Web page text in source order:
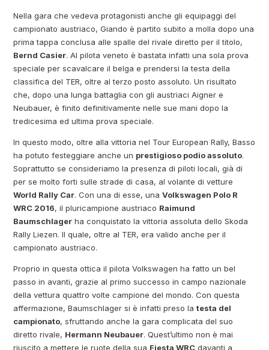
Nella gara che vedeva protagonisti anche gli equipaggi del
campionato austriaco, Giando è partito subito a molla dopo una
prima tappa conclusa alle spalle del rivale diretto per il titolo,
Bernd Casier. Al pilota veneto è bastata infatti una sola prova
speciale per scavalcare il belga e prendersi la testa della
classifica del TER, oltre al terzo posto assoluto. Un risultato
che, dopo una lunga battaglia con gli austriaci Aigner e
Neubauer, è finito definitivamente nelle sue mani dopo la
tredicesima ed ultima prova speciale.
In questo modo, oltre alla vittoria nel Tour European Rally, Basso
ha potuto festeggiare anche un prestigioso podio assoluto.
Soprattutto se consideriamo la presenza di piloti locali, già di
per se molto forti sulle strade di casa, al volante di vetture
World Rally Car. Con una di esse, unaVolkswagen Polo R
WRC 2016, il pluricampione austriaco Raimund
Baumschlager ha conquistato la vittoria assoluta dello Skoda
Rally Liezen. Il quale, oltre al TER, era valido anche per il
campionato austriaco.
Proprio in questa ottica il pilota Volkswagen ha fatto un bel
passo in avanti, grazie al primo successo in campo nazionale
della vettura quattro volte campione del mondo. Con questa
affermazione, Baumschlager si è infatti preso latesta del
campionato, sfruttando anche la gara complicata del suo
diretto rivale, Hermann Neubauer. Quest’ultimo non è mai
riuscito a mettere le ruote della sua Fiesta WRC davanti a